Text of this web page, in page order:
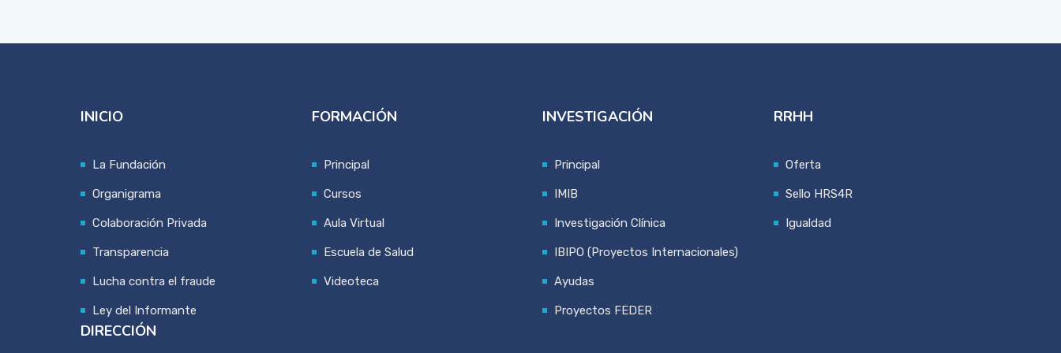
INICIO
La Fundación
Organigrama
Colaboración Privada
Transparencia
Lucha contra el fraude
Ley del Informante
FORMACIÓN
Principal
Cursos
Aula Virtual
Escuela de Salud
Videoteca
INVESTIGACIÓN
Principal
IMIB
Investigación Clínica
IBIPO (Proyectos Internacionales)
Ayudas
Proyectos FEDER
RRHH
Oferta
Sello HRS4R
Igualdad
DIRECCIÓN